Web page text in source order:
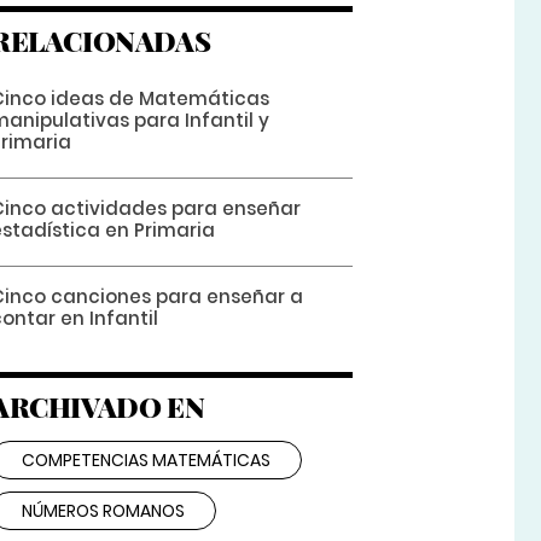
ideas de Matemáticas
para Infantil y
actividades para enseñar
en Primaria
canciones para enseñar a
en Infantil
EN
COMPETENCIAS MATEMÁTICAS
NÚMEROS ROMANOS